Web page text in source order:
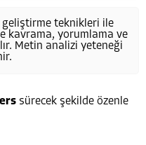
teknikleri ile
kavrama, yorumlama ve
Metin analizi yeteneği
sürecek şekilde özenle